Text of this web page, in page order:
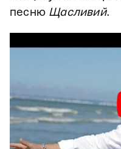
песню Щасливий.